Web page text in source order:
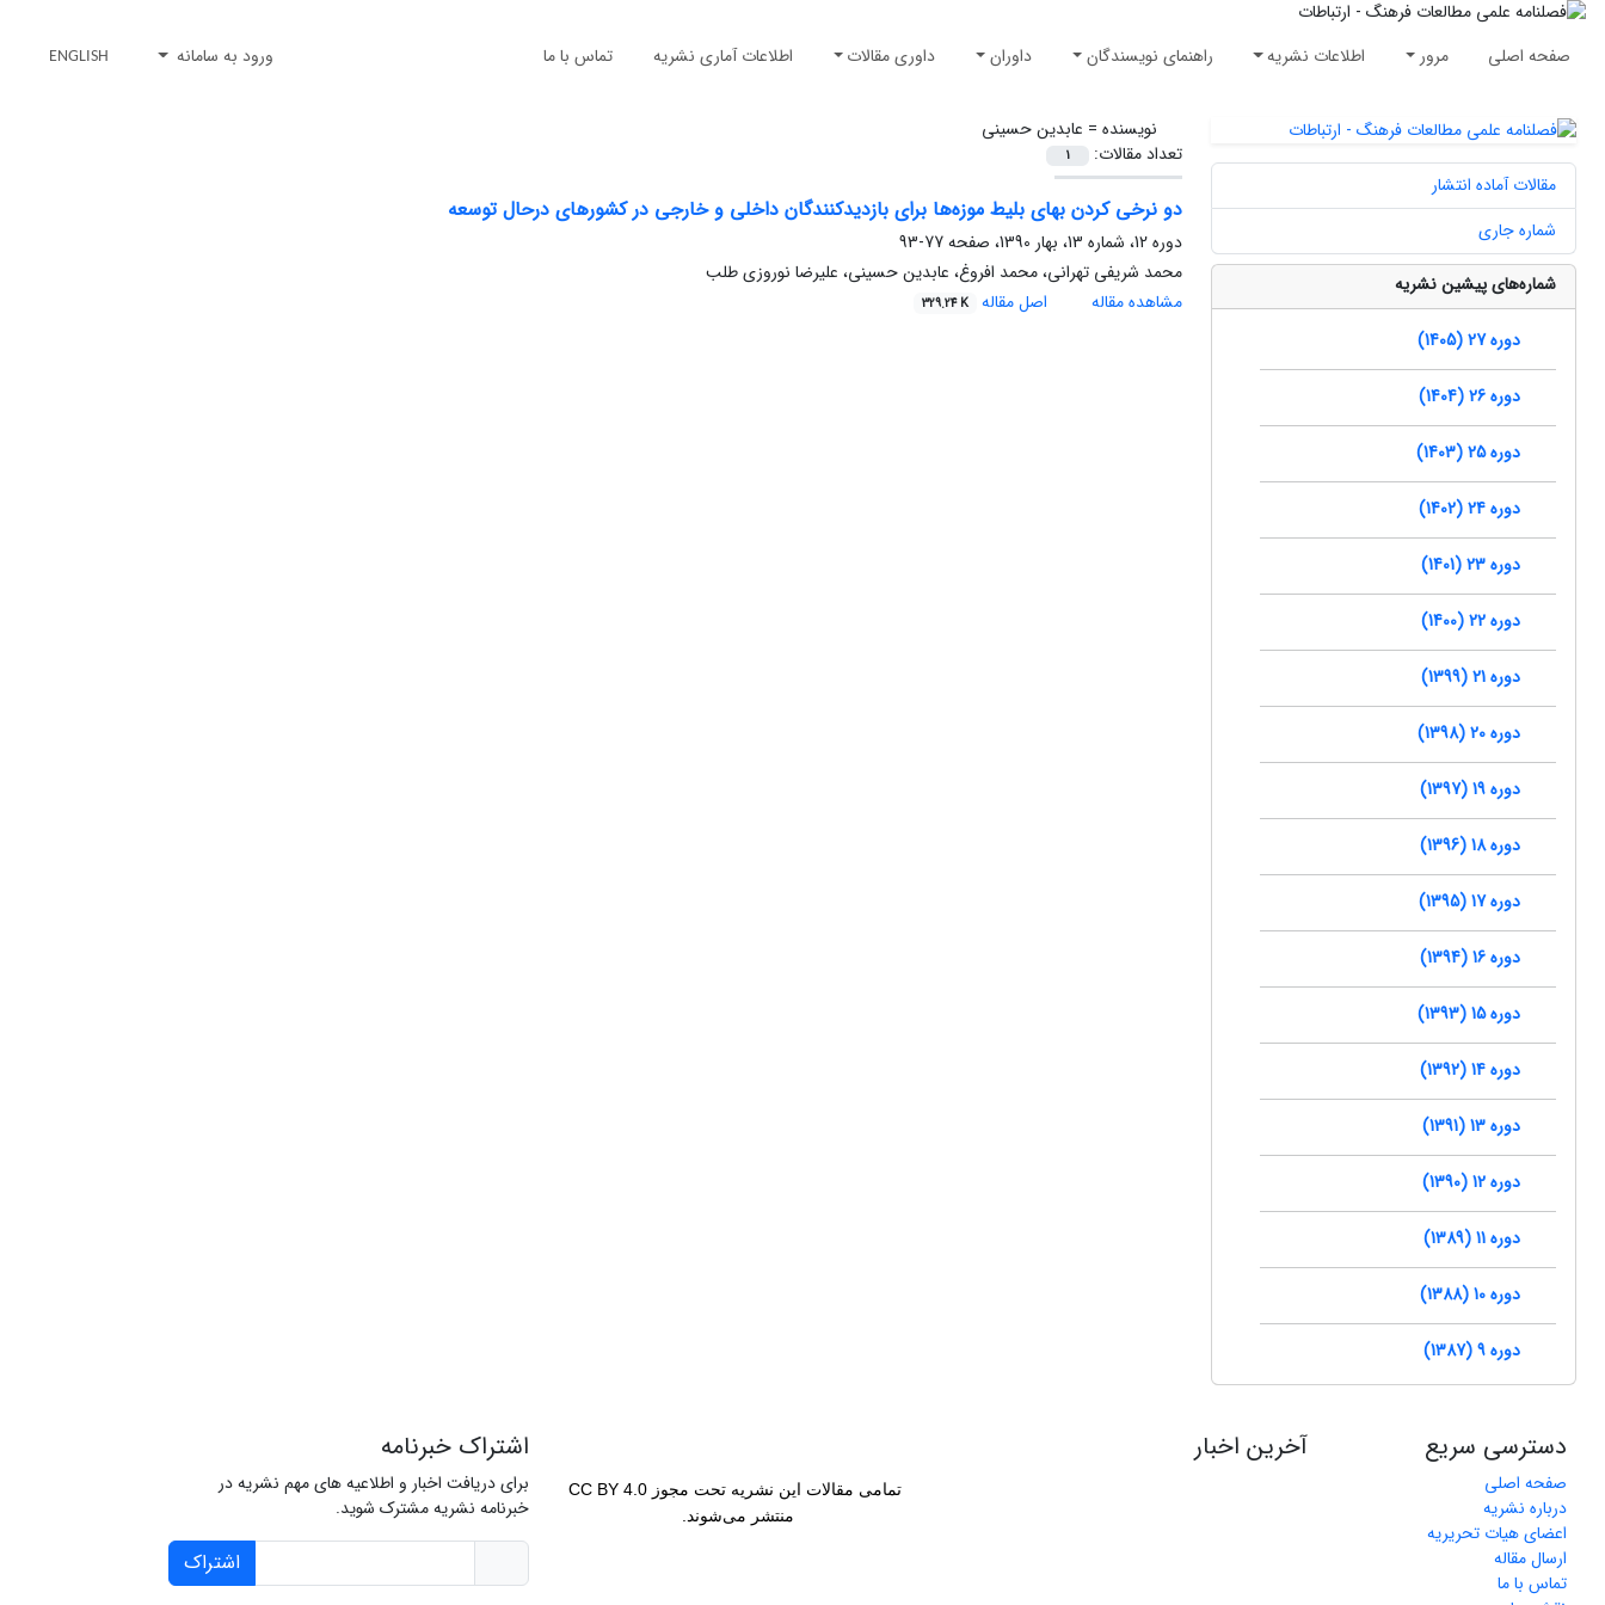
صفحه اصلی مرور اطلاعات نشریه راهنمای نویسندگان داوران داوری مقالات اطلاعات آماری نشریه تماس با ما ورود به سامانه ENGLISH
نویسنده = عابدین حسینی
تعداد مقالات:
1
دو نرخی کردن بهای بلیط موزه‌ها برای بازدیدکنندگان داخلی و خارجی در کشورهای درحال توسعه
دوره 12، شماره 13، بهار 1390، صفحه
77-93
محمد شریفی تهرانی، محمد افروغ، عابدین حسینی، علیرضا نوروزی طلب
مشاهده مقاله
اصل مقاله 329.24 K
مقالات آماده انتشار
شماره جاری
شماره‌های پیشین نشریه
دوره 27 (1405)
دوره 26 (1404)
دوره 25 (1403)
دوره 24 (1402)
دوره 23 (1401)
دوره 22 (1400)
دوره 21 (1399)
دوره 20 (1398)
دوره 19 (1397)
دوره 18 (1396)
دوره 17 (1395)
دوره 16 (1394)
دوره 15 (1393)
دوره 14 (1392)
دوره 13 (1391)
دوره 12 (1390)
دوره 11 (1389)
دوره 10 (1388)
دوره 9 (1387)
دسترسی سریع
صفحه اصلی
درباره نشریه
اعضای هیات تحریریه
ارسال مقاله
تماس با ما
آخرین اخبار
تمامی مقالات این نشریه تحت مجوز CC BY 4.0
منتشر می‌شوند.
اشتراک خبرنامه
برای دریافت اخبار و اطلاعیه های مهم نشریه در
خبرنامه نشریه مشترک شوید.
اشتراک